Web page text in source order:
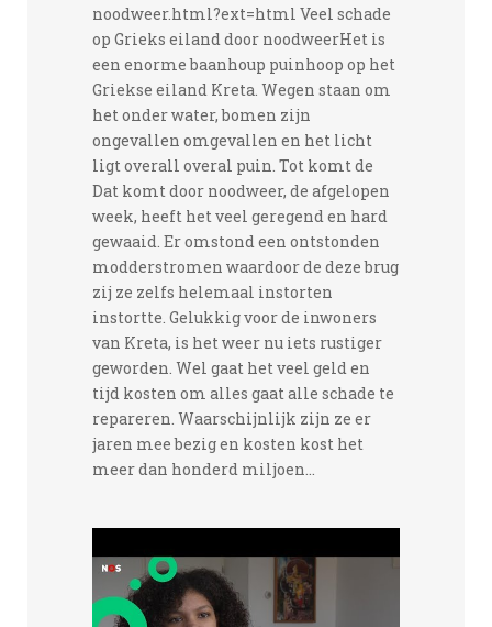
noodweer.html?ext=html Veel schade
op Grieks eiland door noodweerHet is
een enorme baanhoup puinhoop op het
Griekse eiland Kreta. Wegen staan om
het onder water, bomen zijn
ongevallen omgevallen en het licht
ligt overall overal puin. Tot komt de
Dat komt door noodweer, de afgelopen
week, heeft het veel geregend en hard
gewaaid. Er omstond een ontstonden
modderstromen waardoor de deze brug
zij ze zelfs helemaal instorten
instortte. Gelukkig voor de inwoners
van Kreta, is het weer nu iets rustiger
geworden. Wel gaat het veel geld en
tijd kosten om alles gaat alle schade te
repareren. Waarschijnlijk zijn ze er
jaren mee bezig en kosten kost het
meer dan honderd miljoen...